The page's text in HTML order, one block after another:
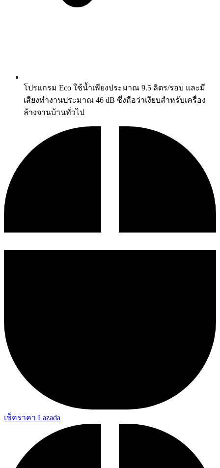
โปรแกรม Eco ใช้น้ำเพียงประมาณ 9.5 ลิตร/รอบ และมี
เสียงทำงานประมาณ 46 dB ซึ่งถือว่าเงียบสำหรับเครื่อง
ล้างจานบ้านทั่วไป
เช็คราคา Lazada